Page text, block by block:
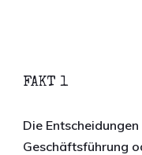
FAKT 1
Die
Geschäftsführung